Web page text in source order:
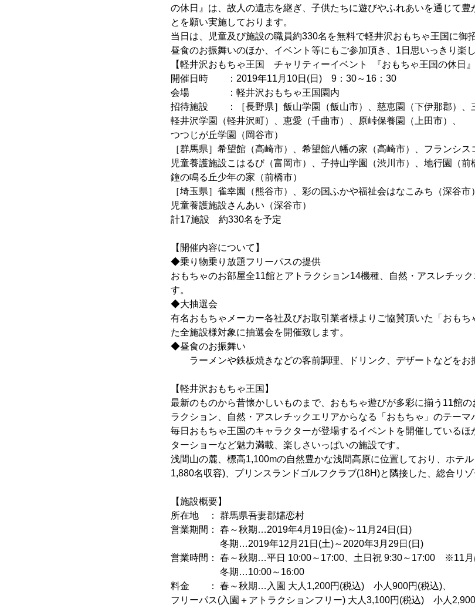
の休日』は、故人の遺志を継ぎ、子供たちに遊びやふれあいを通じて豊
とを願い実施しております。
当日は、児童及び施設の職員約330名を無料で軽井沢おもちゃ王国に御
昼食のお振舞いのほか、イベント等にもご参加頂き、1日思いっきり楽
【軽井沢おもちゃ王国 チャリティーイベント 『おもちゃ王国の休日』
開催日時 ：2019年11月10日(日) 9：30～16：30
会場 ：軽井沢おもちゃ王国園内
招待施設 ：［長野県］飯山学園（飯山市）、慈恵園（下伊那郡）、
軽井沢学園（軽井沢町）、恵愛（千曲市）、原峠保養園（上田市）、
つつじが丘学園（岡谷市）
［群馬県］希望館（高崎市）、希望館八幡の家（高崎市）、フランシス
児童養護施設こはるび（富岡市）、子持山学園（渋川市）、地行園（前
鐘の鳴る丘少年の家（前橋市）
［埼玉県］雀幸園（熊谷市）、彩の国ふかや福祉会はなこみち（深谷市
児童養護施設さんあい（深谷市）
計17施設 約330名を予定
【開催内容について】
◆乗り物乗り放題フリーパスの提供
おもちゃのお部屋全11館とアトラクション14機種、自然・アスレチッ
す。
◆大抽選会
有名おもちゃメーカー各社及びお取引業者様よりご協賛頂いた「おも
た全施設様対象に抽選会を開催致します。
◆昼食のお振舞い
ラーメンや鉄板焼きなどの客前調理、ドリンク、デザートなどをお
【軽井沢おもちゃ王国】
最新のものから昔懐かしいものまで、おもちゃ遊びが多彩に揃う11館
ラクション、自然・アスレチックエリアからなる「おもちゃ」のテーマ
毎日おもちゃ王国のキャラクターが登場するイベントを開催している
ターショーなど魅力満載、楽しさいっぱいの施設です。
浅間山の麓、標高1,100mの自然豊かな浅間高原に位置しており、ホテ
1,880名収容)、プリンスランドゴルフクラブ(18H)と隣接した、総合リゾ
【施設概要】
所在地 ： 群馬県吾妻郡嬬恋村
営業期間： 春～秋期…2019年4月19日(金)～11月24日(日)
冬期…2019年12月21日(土)～2020年3月29日(日)
営業時間： 春～秋期…平日 10:00～17:00、土日祝 9:30～17:00 ※11月
冬期…10:00～16:00
料金 ： 春～秋期…入園 大人1,200円(税込) 小人900円(税込)、
フリーパス(入園＋アトラクションフリー) 大人3,100円(税込) 小人